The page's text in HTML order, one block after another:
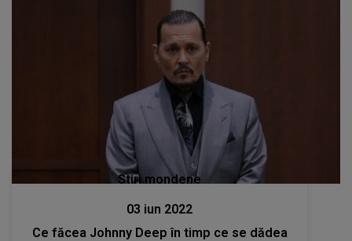
Stiri mondene
03 iun 2022
Ce făcea Johnny Deep în timp ce se dădea